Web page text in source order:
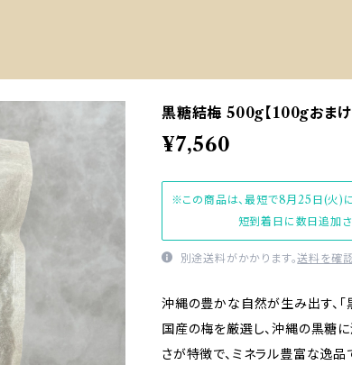
黒糖結梅 500g【100gおまけ
¥7,560
※この商品は、最短で8月25日(火)に
短到着日に数日追加さ
別途送料がかかります。送料を確
沖縄の豊かな自然が生み出す、
国産の梅を厳選し、沖縄の黒糖
さが特徴で、ミネラル豊富な逸品